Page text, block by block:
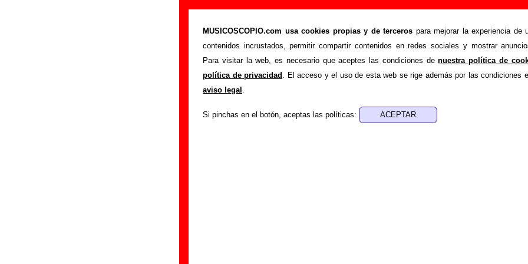
MUSICOSCOPIO.com usa cookies propias y de terceros para mejorar la experiencia de
contenidos incrustados, permitir compartir contenidos en redes sociales y mostrar
Para visitar la web, es necesario que aceptes las condiciones denuestra política de
política de privacidad . El acceso y el uso de esta web se rige además por las condiciones
aviso legal .
Si pinchas en el botón, aceptas las políticas:
Biografía de Polock: miembros, historia y publicaciones
Portada >Polock
Esta página recopila información sobre la biografía dePolock: sus
cambios de formación, su trayectoria y otros grupos relacionados, los discos y las
publicado, enlaces con información adicional... Si lo deseas, puedes ayudar
El texto de esta biografía fue escrito por Guillermo Albaida Ventura. La última